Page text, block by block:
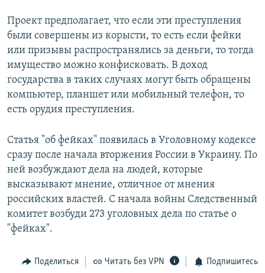
Проект предполагает, что если эти преступления
были совершены из корысти, то есть если фейки
или призывы распространялись за деньги, то тогда
имущество можно конфисковать. В доход
государства в таких случаях могут быть обращены
компьютер, планшет или мобильный телефон, то
есть орудия преступления.
Статья "об фейках" появилась в Уголовному кодексе
сразу после начала вторжения России в Украину. По
ней возбуждают дела на людей, которые
высказывают мнение, отличное от мнения
российских властей. С начала войны Следственный
комитет возбуди 273 уголовных дела по статье о
"фейках".
Поделиться Читать без VPN Подпишитесь